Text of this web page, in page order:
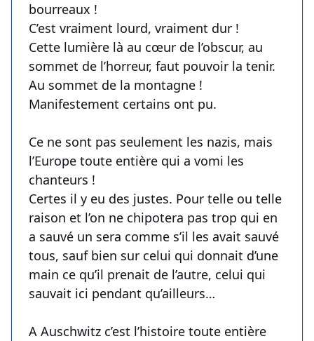
bourreaux !
C’est vraiment lourd, vraiment dur !
Cette lumière là au cœur de l’obscur, au
sommet de l’horreur, faut pouvoir la tenir.
Au sommet de la montagne !
Manifestement certains ont pu.
Ce ne sont pas seulement les nazis, mais
l’Europe toute entière qui a vomi les
chanteurs !
Certes il y eu des justes. Pour telle ou telle
raison et l’on ne chipotera pas trop qui en
a sauvé un sera comme s’il les avait sauvé
tous, sauf bien sur celui qui donnait d’une
main ce qu’il prenait de l’autre, celui qui
sauvait ici pendant qu’ailleurs…
A Auschwitz c’est l’histoire toute entière